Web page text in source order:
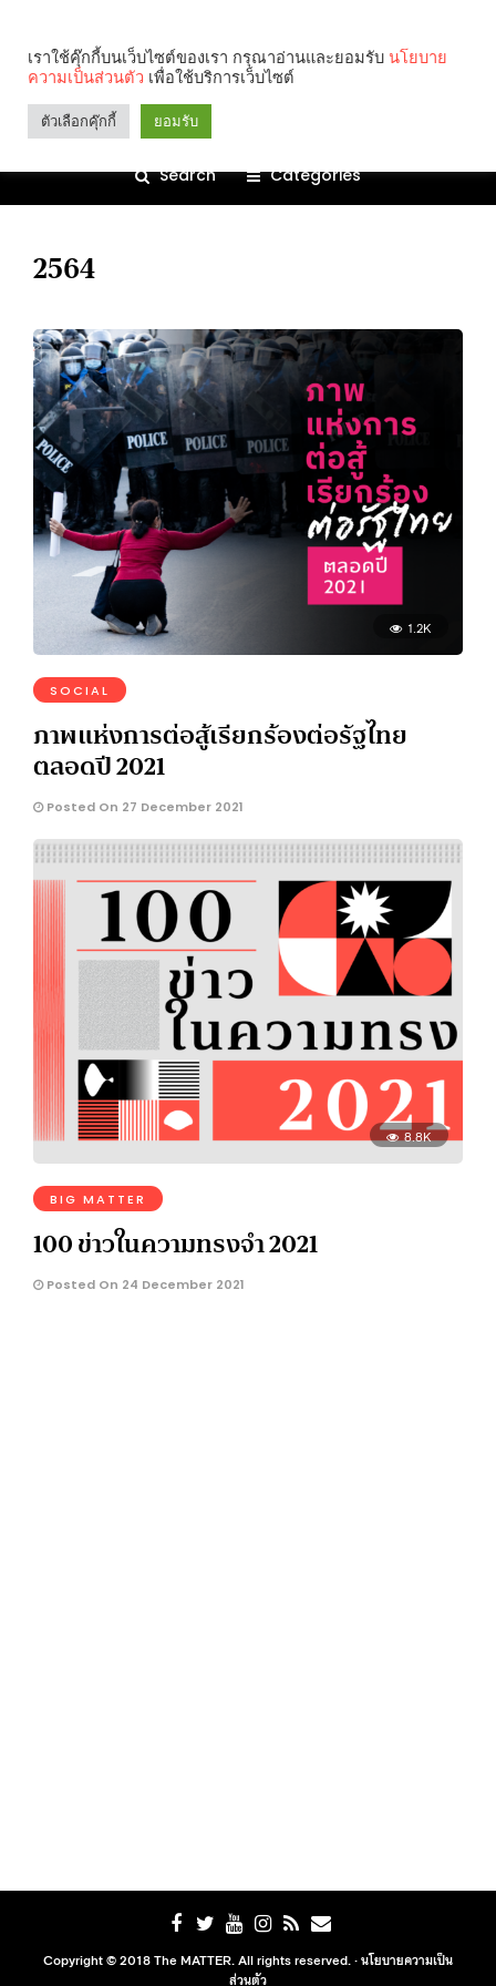
Search Categories
2564
1.2K
SOCIAL
ภาพแห่งการต่อสู้เรียกร้องต่อรัฐไทย
ตลอดปี 2021
Posted On 27 December 2021
8.8K
BIG MATTER
100 ข่าวในความทรงจำ 2021
Posted On 24 December 2021
Copyright © 2018 The MATTER. All rights reserved. ·นโยบายความเป็น
ส่วนตัว
เราใช้คุ๊กกี้บนเว็บไซต์ของเรา กรุณาอ่านและยอมรับ นโยบาย
ความเป็นส่วนตัว เพื่อใช้บริการเว็บไซต์
ตัวเลือกคุ๊กกี้ ยอมรับ